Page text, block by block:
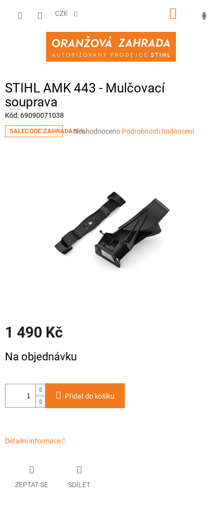
CZK
NÁKUPNÍ
STIHL AMK 443 - Mulčovací
souprava
Kód: 69090071038
SALECODE:ZAHRADA:5:%Průměrné
Neohodnoceno Podrobnosti hodnocení
1 490 Kč
cena:
Na objednávku
Přidat do košíku
Detailní informace
ZEPTAT SE SDÍLET